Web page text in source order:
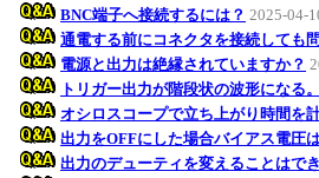
BNC端子へ接続するには？ 2025-04-
通電する前にコネクタを接続しても
電源と出力は絶縁されていますか？
トリガー出力が階段状の波形になる。
オシロスコープで立ち上がり時間を
出力をOFFにした場合バイアス電圧
出力のデューティを変えることはで